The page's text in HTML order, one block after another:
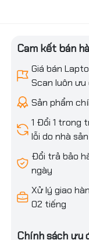
Cam kết bán
Giá bán
Scan luôn
Sản phẩm
1 Đổi 1 trong
lỗi do nhà
Đổi trả bảo
ngày
Xử lý giao
02 tiếng
Chính sách ưu